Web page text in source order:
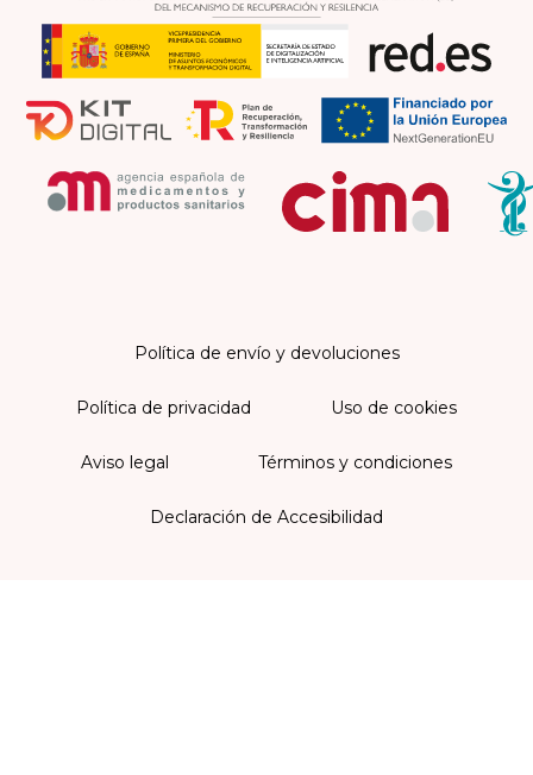
Política de envío y devoluciones
Política de privacidad Uso de cookies
Aviso legal Términos y condiciones
Declaración de Accesibilidad